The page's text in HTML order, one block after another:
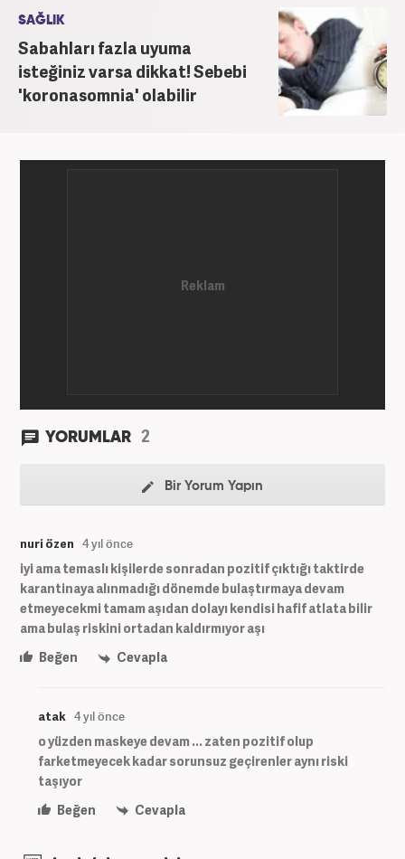
SAĞLIK
Sabahları fazla uyuma
isteğiniz varsa dikkat! Sebebi
'koronasomnia' olabilir
YORUMLAR 2
Bir Yorum Yapın
nuri özen 4 yıl önce
iyi ama temaslı kişilerde sonradan pozitif çıktığı taktirde
karantinaya alınmadığı dönemde bulaştırmaya devam
etmeyecekmi tamam aşıdan dolayı kendisi hafif atlata bilir
ama bulaş riskini ortadan kaldırmıyor aşı
Beğen
Cevapla
atak 4 yıl önce
o yüzden maskeye devam ... zaten pozitif olup
farketmeyecek kadar sorunsuz geçirenler aynı riski
taşıyor
Beğen
Cevapla